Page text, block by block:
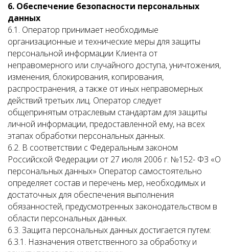
6. Обеспечение безопасности персональных
данных
6.1. Оператор принимает необходимые
организационные и технические меры для защиты
персональной информации Клиента от
неправомерного или случайного доступа, уничтожения,
изменения, блокирования, копирования,
распространения, а также от иных неправомерных
действий третьих лиц. Оператор следует
общепринятым отраслевым стандартам для защиты
личной информации, предоставленной ему, на всех
этапах обработки персональных данных.
6.2. В соответствии с Федеральным законом
Российской Федерации от 27 июля 2006 г. №152- ФЗ «О
персональных данных» Оператор самостоятельно
определяет состав и перечень мер, необходимых и
достаточных для обеспечения выполнения
обязанностей, предусмотренных законодательством в
области персональных данных.
6.3. Защита персональных данных достигается путем:
6.3.1. Назначения ответственного за обработку и